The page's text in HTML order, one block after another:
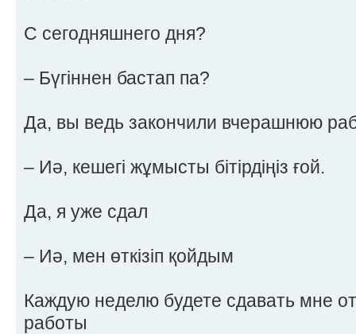
С сегодняшнего дня?
– Бүгіннен бастап па?
Да, вы ведь закончили вчерашнюю
– Иә, кешегі жұмысты бітірдіңіз ғой.
Да, я уже сдал
– Иә, мен өткізіп қойдым
Каждую неделю будете сдавать мне
работы